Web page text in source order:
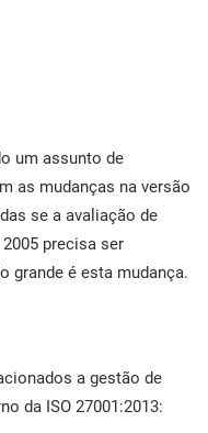
um assunto de
as mudanças na versão
se a avaliação de
precisa ser
grande é esta mudança.
a gestão de
da ISO 27001:2013: